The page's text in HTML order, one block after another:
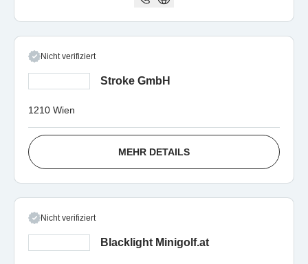
Nicht verifiziert
Stroke GmbH
1210 Wien
MEHR DETAILS
Nicht verifiziert
Blacklight Minigolf.at